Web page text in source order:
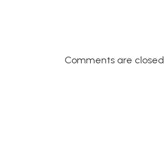
Comments are closed